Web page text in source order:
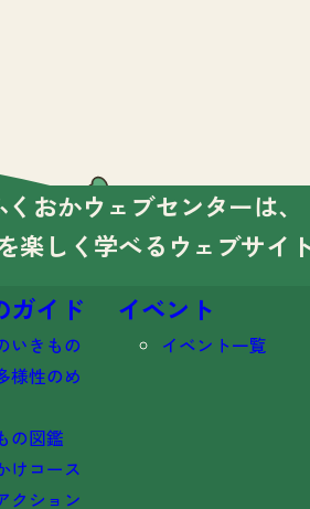
おかウェブセンターは、
楽しく学べる ウェブサイ
ガイド
いきもの
様性のめ
の図鑑
けコース
クション
イベント
イベント一覧